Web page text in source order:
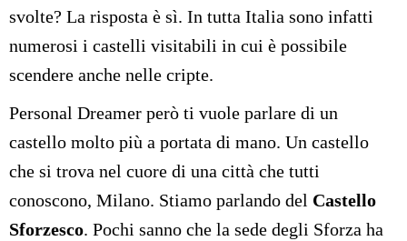
svolte? La risposta è sì. In tutta Italia sono infatti
numerosi i castelli visitabili in cui è possibile
scendere anche nelle cripte.
Personal Dreamer però ti vuole parlare di un
castello molto più a portata di mano. Un castello
che si trova nel cuore di una città che tutti
conoscono, Milano. Stiamo parlando del Castello
Sforzesco. Pochi sanno che la sede degli Sforza ha